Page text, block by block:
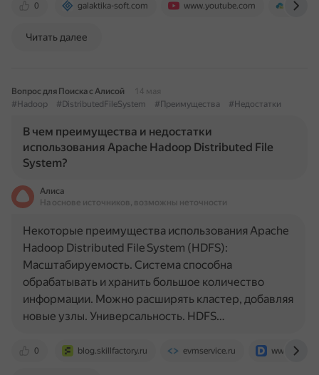
0 galaktika-soft.com www.youtube.com
Читать далее
Вопрос для Поиска с Алисой
14 мая
#Hadoop
#DistributedFileSystem #Преимущества #Недостатки
В чем преимущества и недостатки
использования Apache Hadoop Distributed File
System?
Алиса
На основе источников, возможны неточности
0 blog.skillfactory.ru evmservice.ru
Некоторые преимущества использования Apache
Hadoop Distributed File System (HDFS):
Масштабируемость. Система способна
обрабатывать и хранить большое количество
информации. Можно расширять кластер, добавляя
новые узлы. Универсальность. HDFS…